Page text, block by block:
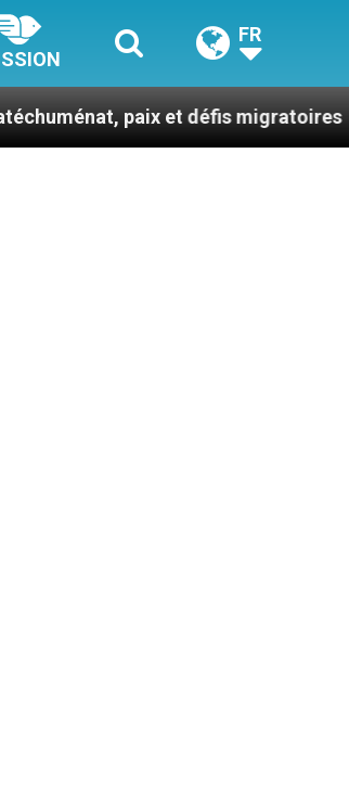
FR
et défis migratoires Léon